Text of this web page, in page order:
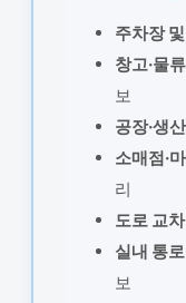
주차장
창고·물
보
공장·생
소매점·
리
도로 교
실내 통
보